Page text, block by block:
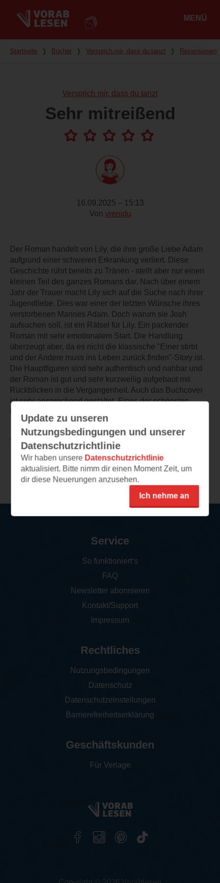
MENÜ
Du bist hier
Startseite ❭ Bücher ❭ Versprich mir, dass du tanzt ❭ Rezensionen
Versprich mir, dass du tanzt
Sehr mitreißend
16.09.2025 – 15:13
Von vrenidu
Der Roman handelt von Lily, die ihre große Liebe Adam
aufgrund einer schweren Erkrankung verliert. Diese
Geschichte rührt bereits zu Tränen - stellt aber nur einen
kleinen Teil des ganzes Romans dar. Nach über einem
Jahr der Trauer macht Lily sich auf die Suche nach ihrer
Jugendliebe. Dies war einer der letzten Wünsche ihres
verstorbenen Mannes Adam. Doch warum sie Josh
aufsuchen soll, ist ein Rätsel für Lily. Ein packender
Roman mit sehr emotionalem Start. Die Handlung
überzeugt aber, da es nicht die klassische "Einer stirbt
und der Andere muss ins Leben zurück finden"-Story ist.
Die Hauptfiguren sind sehr authentisch und nahbar und
der Roman ist gut und sehr kurzweilig aufgebaut mit
Rückblicken in die Vergangenheit. Auch das Buchcover
ist sehr ansprechend gestaltet. Eines der schönsten
TEILEN
Weitere Rezensionen
Update zu unseren
Nutzungsbedingungen und unserer
Datenschutzrichtlinie
Wir haben unsere Datenschutzrichtlinie
aktualisiert. Bitte nimm dir einen Moment Zeit, um
dir diese Neuerungen anzusehen.
Ich nehme an
Service
So funktioniert‘s
FAQ
Newsletter abonnieren
Kontakt/Support
Impressum
Rechtliches
Nutzungsbedingungen
Datenschutz
Datenschutzeinstellungen
Barrierefreiheitserklärung
Geschäftskunden
Für Verlage